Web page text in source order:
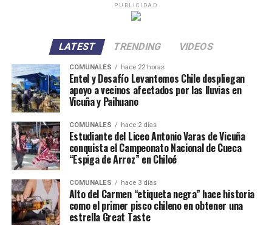
PUBLICIDAD
LATEST TRENDING VIDEOS
COMUNALES hace 22 horas
Entel y Desafío Levantemos Chile despliegan
apoyo a vecinos afectados por las lluvias en
Vicuña y Paihuano
COMUNALES hace 2 días
Estudiante del Liceo Antonio Varas de Vicuña
conquista el Campeonato Nacional de Cueca
“Espiga de Arroz” en Chiloé
COMUNALES hace 3 días
Alto del Carmen “etiqueta negra” hace historia
como el primer pisco chileno en obtener una
estrella Great Taste